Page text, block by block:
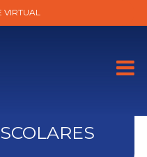
VIRTUAL